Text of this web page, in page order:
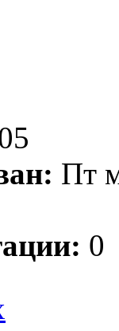
Пт
0